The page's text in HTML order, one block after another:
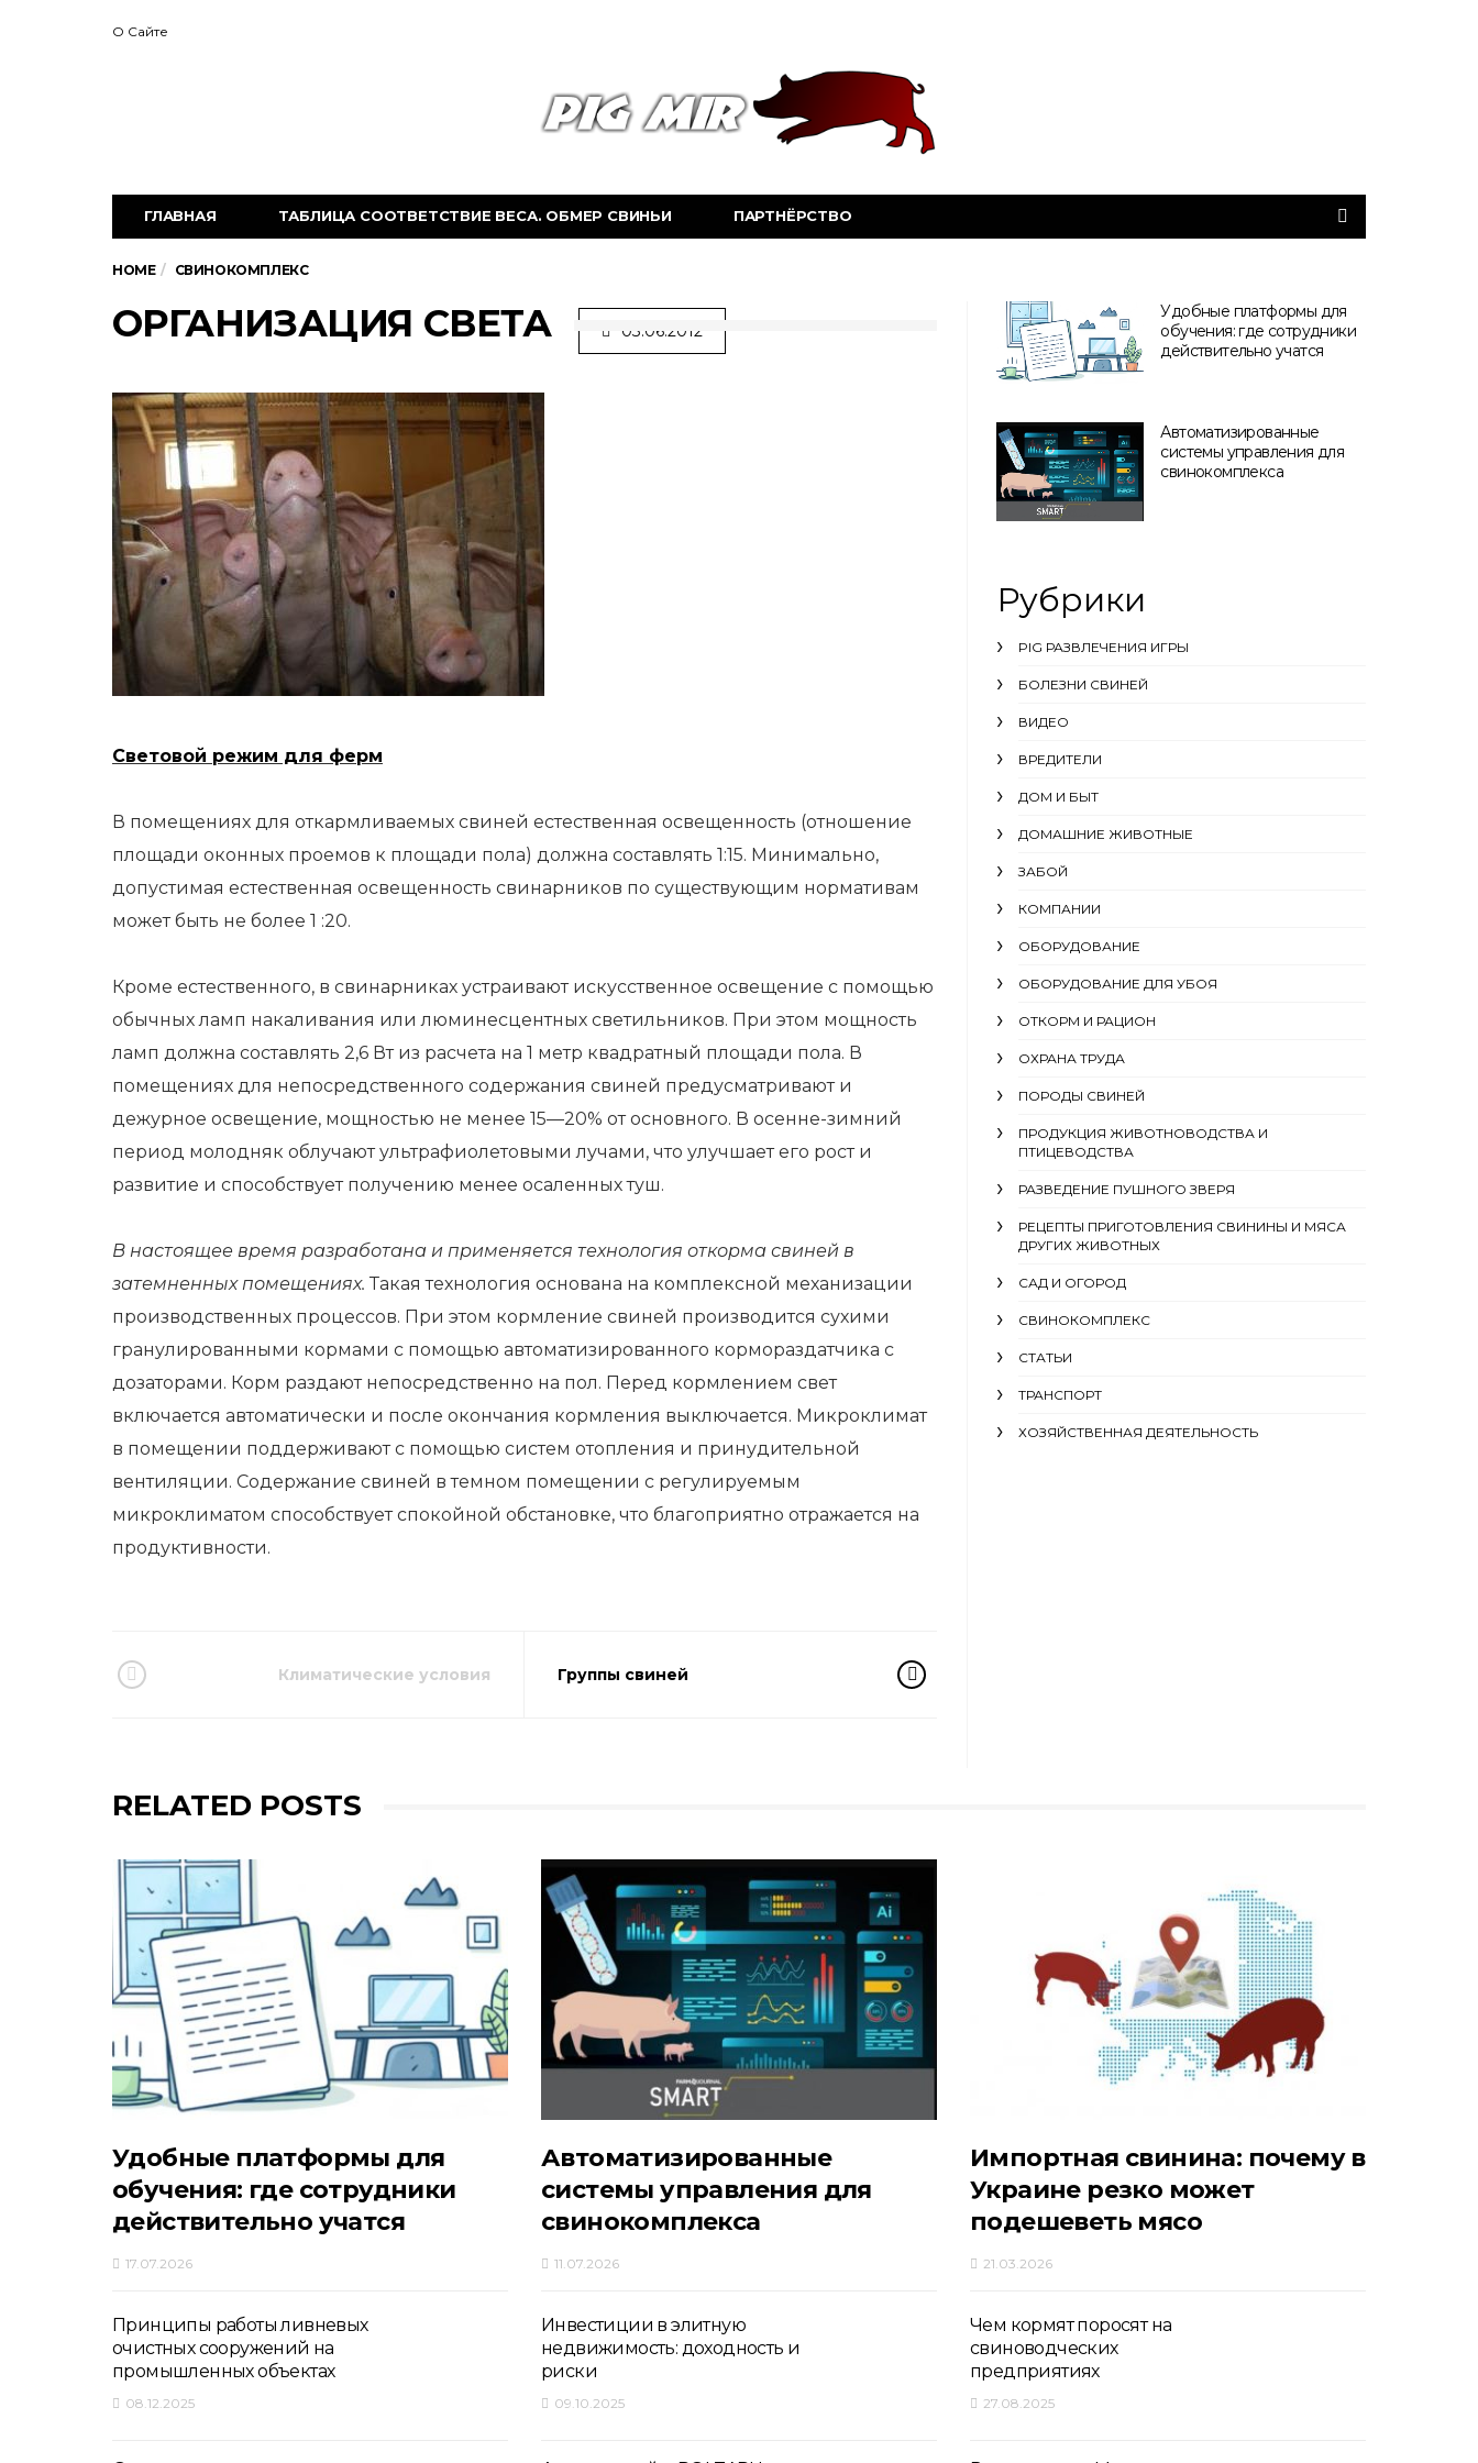
О Сайте
ГЛАВНАЯ ТАБЛИЦА СООТВЕТСТВИЕ ВЕСА. ОБМЕР СВИНЬИ ПАРТНЁРСТВО
HOME СВИНОКОМПЛЕКС
ОРГАНИЗАЦИЯ СВЕТА 03.06.2012
Световой режим для ферм
В помещениях для откармливаемых свиней естественная освещенность (отношение
площади оконных проемов к площади пола) должна составлять 1:15. Минимально,
допустимая естественная освещенность свинарников по существующим нормативам
может быть не более 1 :20.
Кроме естественного, в свинарниках устраивают искусственное освещение с помощью
обычных ламп накаливания или люминесцентных светильников. При этом мощность
ламп должна составлять 2,6 Вт из расчета на 1 метр квадратный площади пола. В
помещениях для непосредственного содержания свиней предусматривают и
дежурное освещение, мощностью не менее 15—20% от основного. В осенне-зимний
период молодняк облучают ультрафиолетовыми лучами, что улучшает его рост и
развитие и способствует получению менее осаленных туш.
В настоящее время разработана и применяется технология откорма свиней в
затемненных помещениях. Такая технология основана на комплексной механизации
производственных процессов. При этом кормление свиней производится сухими
гранулированными кормами с помощью автоматизированного кормораздатчика с
дозаторами. Корм раздают непосредственно на пол. Перед кормлением свет
включается автоматически и после окончания кормления выключается. Микроклимат
в помещении поддерживают с помощью систем отопления и принудительной
вентиляции. Содержание свиней в темном помещении с регулируемым
микроклиматом способствует спокойной обстановке, что благоприятно отражается на
продуктивности.
Климатические условия Группы свиней
Удобные платформы для
обучения: где сотрудники
действительно учатся
Автоматизированные
системы управления для
свинокомплекса
Рубрики
PIG РАЗВЛЕЧЕНИЯ ИГРЫ
БОЛЕЗНИ СВИНЕЙ
ВИДЕО
ВРЕДИТЕЛИ
ДОМ И БЫТ
ДОМАШНИЕ ЖИВОТНЫЕ
ЗАБОЙ
КОМПАНИИ
ОБОРУДОВАНИЕ
ОБОРУДОВАНИЕ ДЛЯ УБОЯ
ОТКОРМ И РАЦИОН
ОХРАНА ТРУДА
ПОРОДЫ СВИНЕЙ
ПРОДУКЦИЯ ЖИВОТНОВОДСТВА И
ПТИЦЕВОДСТВА
РАЗВЕДЕНИЕ ПУШНОГО ЗВЕРЯ
РЕЦЕПТЫ ПРИГОТОВЛЕНИЯ СВИНИНЫ И МЯСА
ДРУГИХ ЖИВОТНЫХ
САД И ОГОРОД
СВИНОКОМПЛЕКС
СТАТЬИ
ТРАНСПОРТ
ХОЗЯЙСТВЕННАЯ ДЕЯТЕЛЬНОСТЬ
RELATED POSTS
Удобные платформы для
обучения: где сотрудники
действительно учатся
17.07.2026
Принципы работы ливневых
очистных сооружений на
промышленных объектах
08.12.2025
Автоматизированные
системы управления для
свинокомплекса
11.07.2026
Инвестиции в элитную
недвижимость: доходность и
риски
09.10.2025
Импортная свинина: почему в
Украине резко может
подешеветь мясо
21.03.2026
Чем кормят поросят на
свиноводческих
предприятиях
27.08.2025